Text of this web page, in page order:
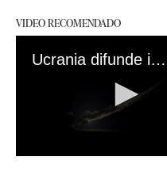
VIDEO RECOMENDADO
Ucrania difunde imágenes del lanzamiento de ATACMS estadounidenses